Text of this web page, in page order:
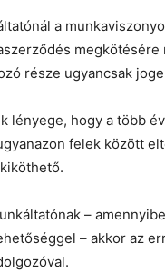
a
megkötésére
része ugyancsak
lényege, hogy a több
felek között
–
– akkor az